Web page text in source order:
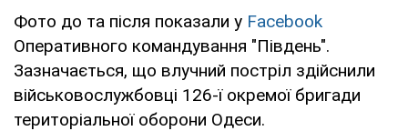
Фото до та після показали у Facebook
Оперативного командування "Південь".
Зазначається, що влучний постріл здійснили
військовослужбовці 126-ї окремої бригади
територіальної оборони Одеси.